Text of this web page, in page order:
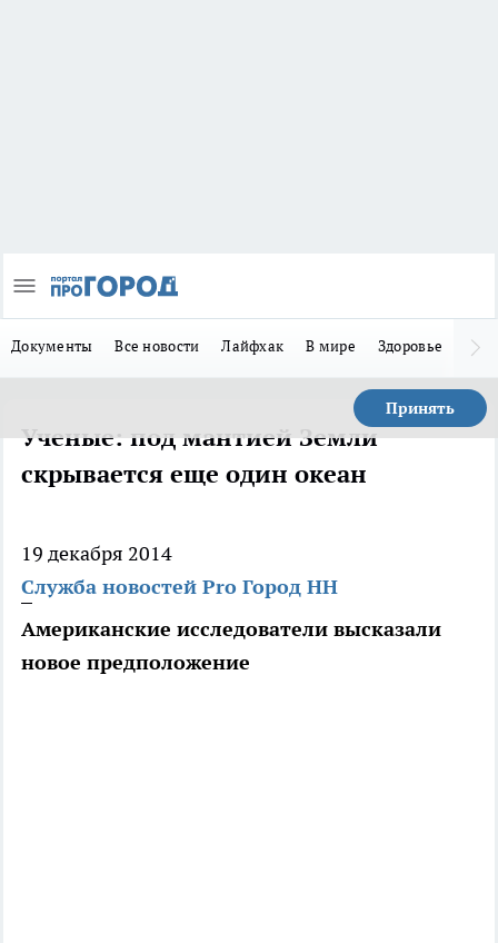
Документы Все новости Лайфхак В мире Здоровье
Принять
Ученые: под мантией Земли
скрывается еще один океан
19 декабря 2014
Служба новостей Pro Город НН
Американские исследователи высказали
новое предположение